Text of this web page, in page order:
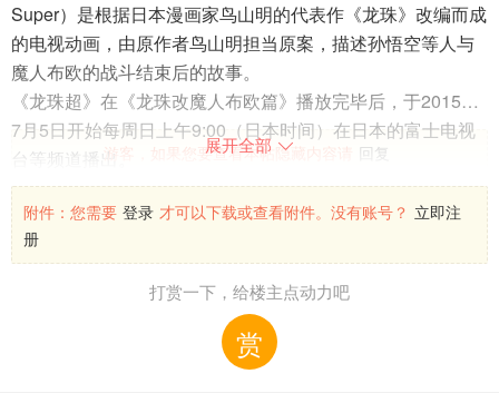
Super）是根据日本漫画家鸟山明的代表作《龙珠》改编而成
的电视动画，由原作者鸟山明担当原案，描述孙悟空等人与
魔人布欧的战斗结束后的故事。
《龙珠超》在《龙珠改魔人布欧篇》播放完毕后，于2015年
7月5日开始每周日上午9:00（日本时间）在日本的富士电视
台等频道播出。游客，如果您要查看本帖隐藏内容请 回复
最近访问
展开全部 
附件： 您需要 登录 才可以下载或查看附件。没有账号？ 立即注
册
打赏一下，给楼主点动力吧
赏